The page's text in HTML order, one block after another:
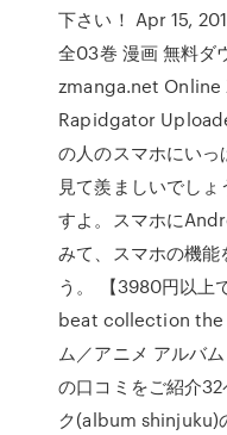
下さい！ Apr 15,
全03巻 漫画 無料ダ
zmanga.net Online
Rapidgator
の人のスマホにい
見て羨ましいでし
すよ。スマホに
みて、スマホの機能
う。 【3980円以上
beat collection the
ム／アニメ アルバ
の口コミをご紹介
ク(album shinjuku)